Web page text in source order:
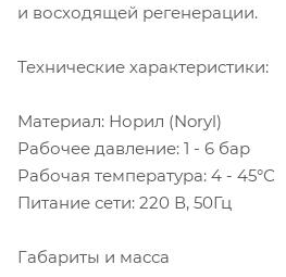
и восходящей регенерации.
Технические характеристики:
Материал: Норил (Noryl)
Рабочее давление: 1 - 6 бар
Рабочая температура: 4 - 45°С
Питание сети: 220 В, 50Гц
Габариты и масса